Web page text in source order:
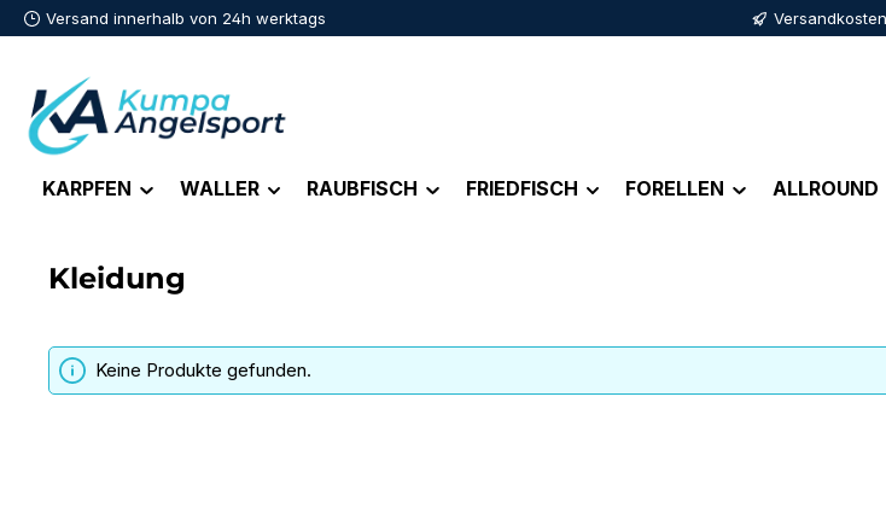
Hauptinhalt springen
Zur Suche springen
Zur Hauptnavigation springen
Versand innerhalb von 24h werktags
KARPFEN WALLER RAUBFISCH FRIEDFISCH FORELLEN ALLROUND
Kleidung
Keine Produkte gefunden.